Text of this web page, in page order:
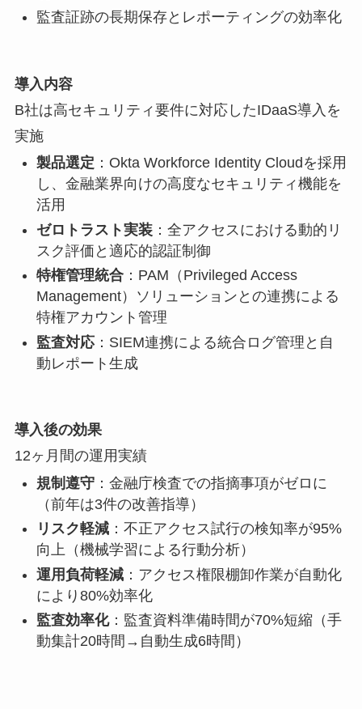
監査証跡の長期保存とレポーティングの効率化
導入内容
B社は高セキュリティ要件に対応したIDaaS導入を
実施
製品選定 ：Okta Workforce Identity Cloudを採用
し、金融業界向けの高度なセキュリティ機能を
活用
ゼロトラスト実装：全アクセスにおける動的リ
スク評価と適応的認証制御
特権管理統合：PAM（Privileged Access
Management）ソリューションとの連携による
特権アカウント管理
監査対応：SIEM連携による統合ログ管理と自
動レポート生成
導入後の効果
12ヶ月間の運用実績
規制遵守：金融庁検査での指摘事項がゼロに
（前年は3件の改善指導）
リスク軽減：不正アクセス試行の検知率が95%
向上（機械学習による行動分析）
運用負荷軽減：アクセス権限棚卸作業が自動化
により80%効率化
監査効率化：監査資料準備時間が70%短縮（手
動集計20時間→自動生成6時間）